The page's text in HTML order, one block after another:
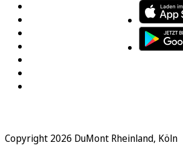
Copyright 2026 DuMont Rheinland, Köln